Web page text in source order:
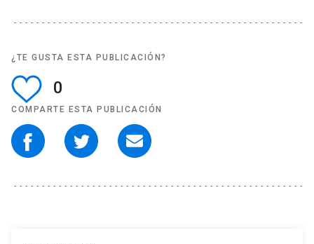
¿TE GUSTA ESTA PUBLICACIÓN?
0
COMPARTE ESTA PUBLICACIÓN